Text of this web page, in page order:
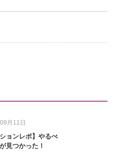
月11日
ションレポ】やるべ
見つかった！